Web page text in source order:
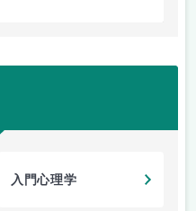
入門心理学